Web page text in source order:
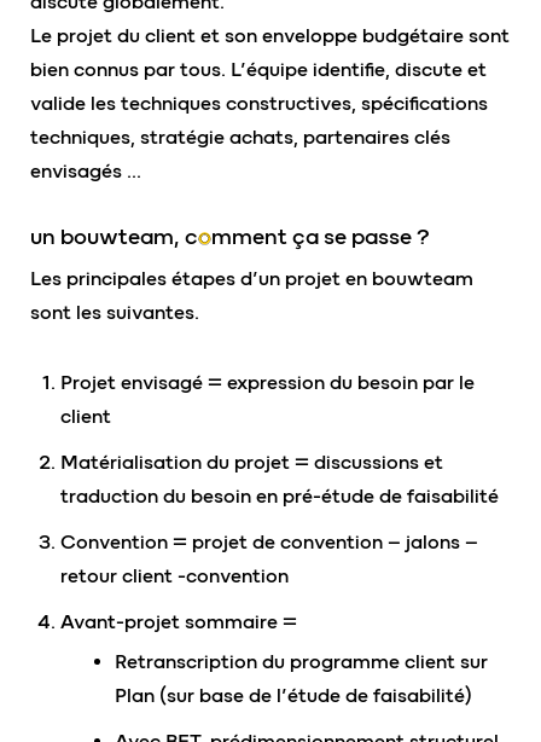
Le projet du client et son enveloppe budgétaire sont
bien connus par tous. L’équipe identifie, discute et
valide les techniques constructives, spécifications
techniques, stratégie achats, partenaires clés
envisagés …
un bouwteam, comment ça se passe ?
Les principales étapes d’un projet en bouwteam
sont les suivantes.
Projet envisagé = expression du besoin par le
client
Matérialisation du projet = discussions et
traduction du besoin en pré-étude de faisabilité
Convention = projet de convention – jalons –
retour client -convention
Avant-projet sommaire =
Retranscription du programme client sur
Plan (sur base de l’étude de faisabilité)